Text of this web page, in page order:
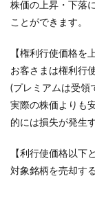
株価の上昇・下落
ことができます。
【権利行使価格を
お客さまは権利行
(プレミアムは受領
実際の株価よりも
的には損失が発生
【利行使価格以下
対象銘柄を売却す